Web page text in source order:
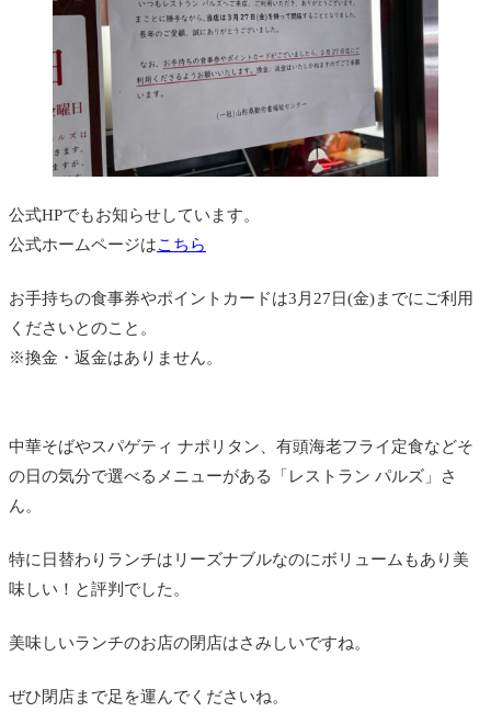
公式HPでもお知らせしています。
公式ホームページはこちら
お手持ちの食事券やポイントカードは3月27日(金)までにご利用
くださいとのこと。
※換金・返金はありません。
中華そばやスパゲティ ナポリタン、有頭海老フライ定食などそ
の日の気分で選べるメニューがある「レストラン パルズ」さ
ん。
特に日替わりランチはリーズナブルなのにボリュームもあり美
味しい！と評判でした。
美味しいランチのお店の閉店はさみしいですね。
ぜひ閉店まで足を運んでくださいね。